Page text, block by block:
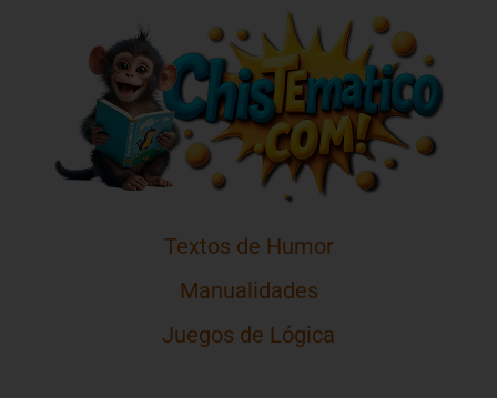
Textos de Humor
Manualidades
Juegos de Lógica